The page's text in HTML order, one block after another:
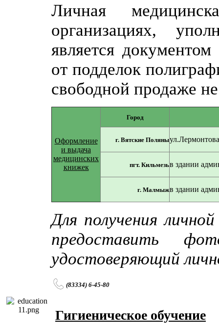
Личная
организациях,
является
от подделок
свободной продаже
Оформление
и выдача
медицинских
книжек
Город
г. Вятские Поляны
пгт. Кильмезьв здании
г. Малмыжв здании
Для получения
предоставить
удостоверяющий
(83334) 6-45-80
Гигиеническое обучение